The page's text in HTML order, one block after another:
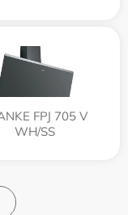
FPJ 705 V
WH/SS